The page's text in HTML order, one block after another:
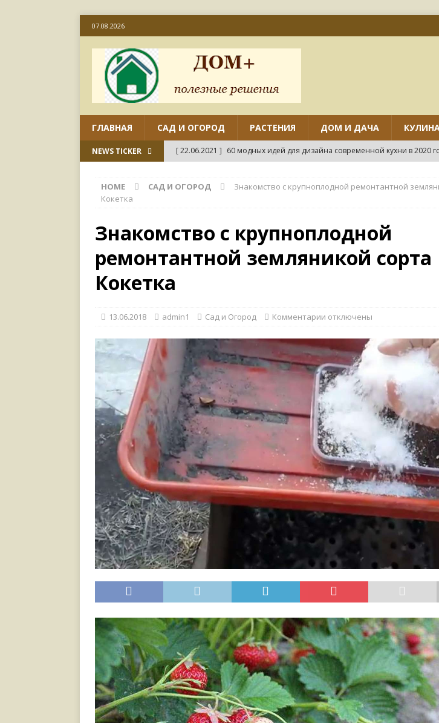
07.08.2026
ГЛАВНАЯ САД И ОГОРОД РАСТЕНИЯ ДОМ И ДАЧА
NEWS TICKER [ 22.06.2021 ] 60 модных идей для дизайна современной кухни в 2020
ДИЗАЙН
СВОИМИ РУКАМИ
[ 18.06.2021 ] 45 современных идей дизайна маленькой кухни
HOME САД И ОГОРОД
Знакомство с крупноплодной ремонтантной
Кокетка
Знакомство с крупноплодной
ремонтантной земляникой сорта
Кокетка
13.06.2018 admin1 Сад и Огород Комментарии отключены